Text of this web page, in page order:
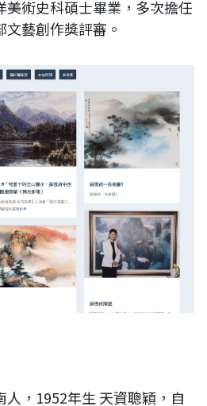
術史科碩士畢業，多次擔任
藝創作獎評審。
，1952年生 天資聰穎，自